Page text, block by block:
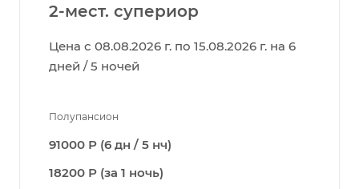
2-мест. супериор
Цена с 08.08.2026 г. по 15.08.2026 г. на 6
дней / 5 ночей
Полупансион
91000 Р (6 дн / 5 нч)
18200 Р (за 1 ночь)